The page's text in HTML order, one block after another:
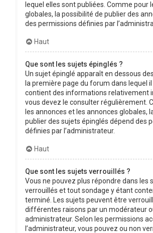
lequel elles sont publiées. Comme pour
globales, la possibilité de publier des
des permissions définies par
Haut
Que sont les sujets épinglés ?
Un sujet épinglé apparaît en dessous
la première page du forum dans lequel il
contient des informations relativement
vous devez le consulter régulièrement.
les annonces et les annonces globales,
publier des sujets épinglés dépend des
définies par l’administrateur.
Haut
Que sont les sujets verrouillés ?
Vous ne pouvez plus répondre dans les
verrouillés et tout sondage y étant
terminé. Les sujets peuvent être
différentes raisons par un modérateur
administrateur. Selon les permissions
l’administrateur, vous pouvez ou non